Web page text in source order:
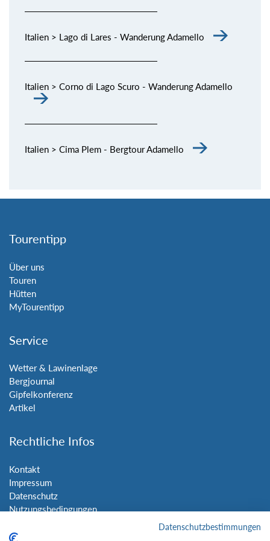
Italien > Lago di Lares - Wanderung Adamello
Italien > Corno di Lago Scuro - Wanderung Adamello
Italien > Cima Plem - Bergtour Adamello
Tourentipp
Über uns
Touren
Hütten
MyTourentipp
Service
Wetter & Lawinenlage
Bergjournal
Gipfelkonferenz
Artikel
Rechtliche Infos
Kontakt
Impressum
Datenschutz
Nutzungsbedingungen
Datenschutzbestimmungen